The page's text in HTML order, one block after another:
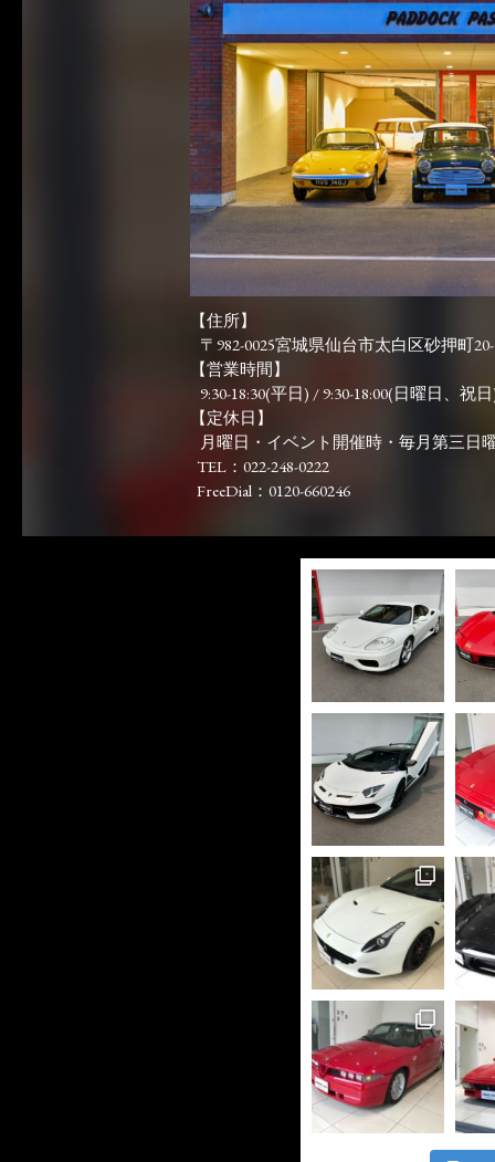
【住所】
〒982-0025宮城県仙台市太白区砂押町
【営業時間】
9:30-18:30(平日) / 9:30-18:00(日曜日、祝日
【定休日】
月曜日・イベント開催時・毎月第三日
TEL：022-248-0222
FreeDial：0120-660246